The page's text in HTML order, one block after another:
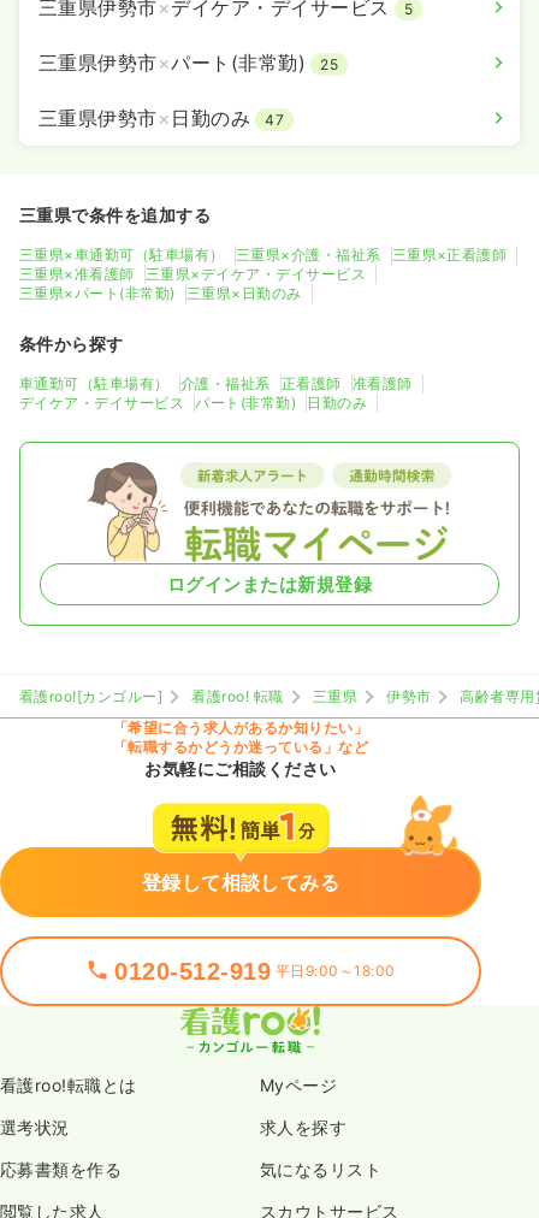
三重県伊勢市×デイケア・デイサービス 5
三重県伊勢市×パート(非常勤) 25
三重県伊勢市× 日勤のみ 47
三重県で条件を追加する
三重県×車通勤可（駐車場有） 三重県×介護・福祉系
三重県×正看護師
三重県×准看護師
三重県×デイケア・デイサービス
三重県×パート(非常勤)
三重県×日勤のみ
条件から探す
車通勤可（駐車場有） 介護・福祉系 正看護師
准看護師
デイケア・デイサービス
パート(非常勤) 日勤のみ
ログインまたは新規登録
看護roo![カンゴルー] 看護roo! 転職 三重県 伊勢市
高齢者専
「希望に合う求人があるか知りたい」
「転職するかどうか迷っている」など
お気軽にご相談ください
登録して相談してみる
0120-512-919 平日9:00～18:00
看護roo!転職とは Myページ
選考状況 求人を探す
応募書類を作る 気になるリスト
閲覧した求人 スカウトサービス